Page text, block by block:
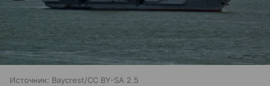
Источник: Baycrest/CC BY-SA 2.5